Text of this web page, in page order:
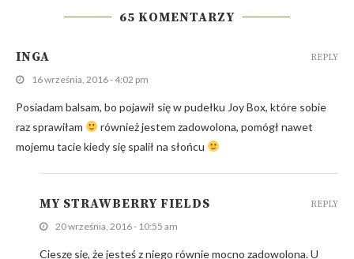
65 KOMENTARZY
INGA
16 września, 2016 - 4:02 pm
Posiadam balsam, bo pojawił się w pudełku Joy Box, które sobie
raz sprawiłam
również jestem zadowolona, pomógł nawet
mojemu tacie kiedy się spalił na słońcu
REPLY
MY STRAWBERRY FIELDS
20 września, 2016 - 10:55 am
Cieszę się, że jesteś z niego równie mocno zadowolona. U
REPLY